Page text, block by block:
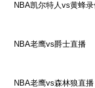
NBA凯尔特人vs黄蜂
NBA老鹰vs爵士直播
NBA老鹰vs森林狼直播